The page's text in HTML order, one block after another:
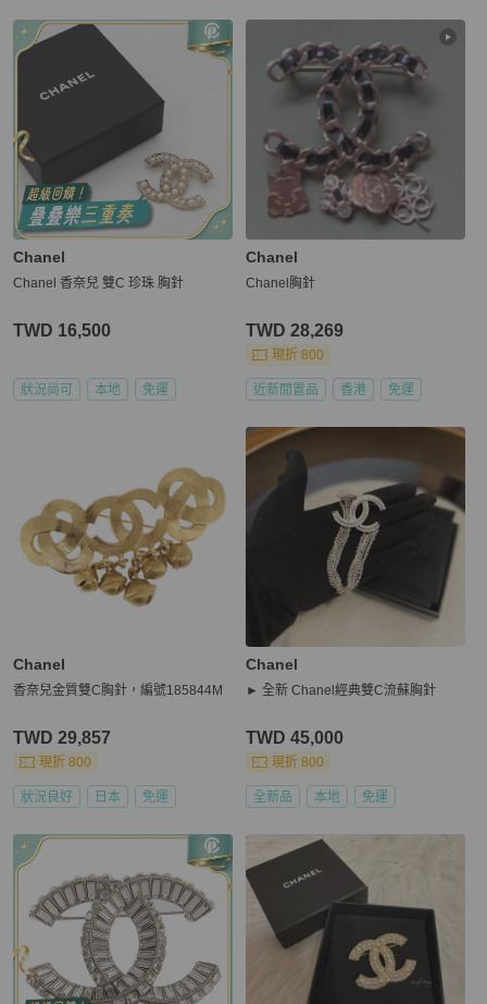
Chanel
Chanel 香奈兒 雙C 珍珠 胸針
TWD 16,500
狀況尚可 本地 免運
Chanel
Chanel胸針
TWD 28,269
現折 800
近新閒置品 香港 免運
Chanel
香奈兒金質雙C胸針，編號185844M
TWD 29,857
現折 800
狀況良好 日本 免運
Chanel
► 全新 Chanel經典雙C流蘇胸針
TWD 45,000
現折 800
全新品 本地 免運